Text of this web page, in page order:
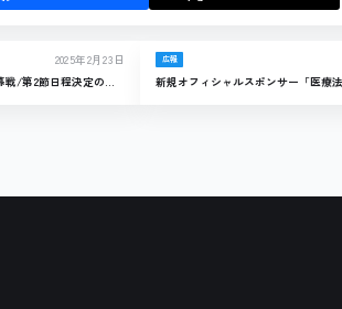
2025年2月23日
/第2節日程決定のお
広報
新規オフィシャルスポンサー「医療